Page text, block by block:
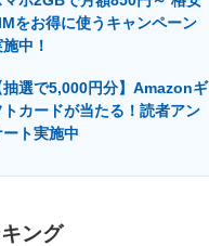
をお得に使うキャンペーン
中！
抽選で5,000円分】Amazonギ
トカードが当たる！読者アン
ート実施中
ング